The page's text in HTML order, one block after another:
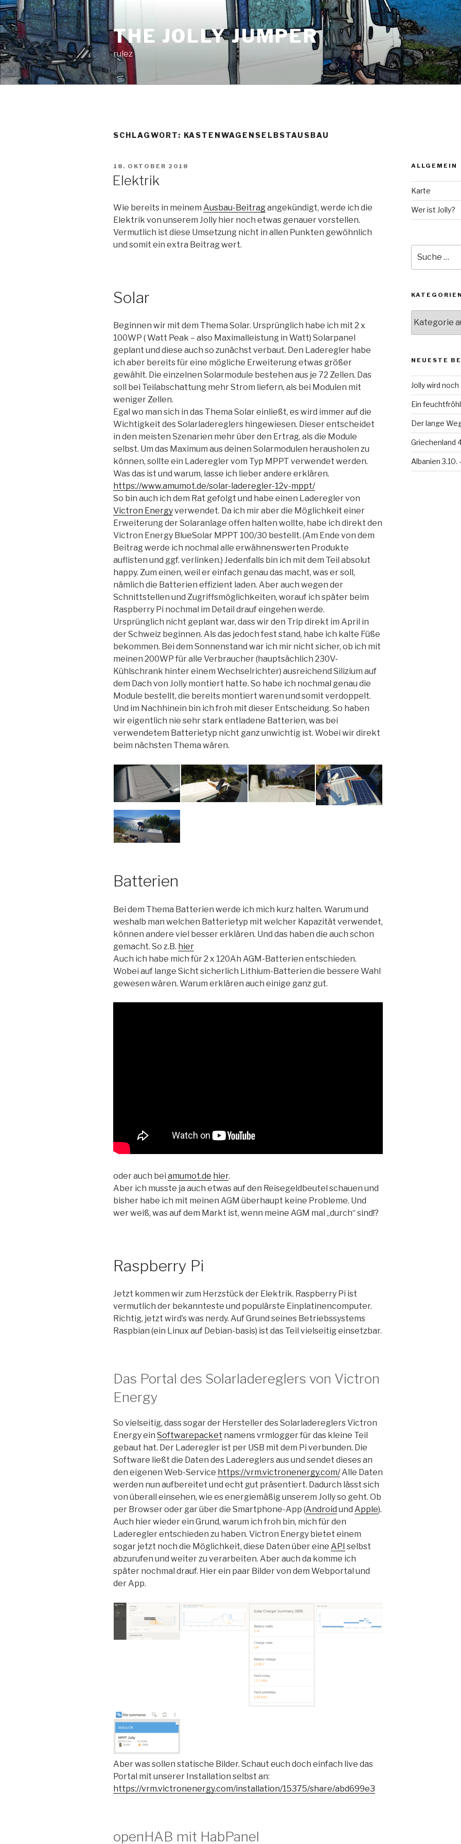
Zum
Inhalt
springen
THE JOLLY JUMPER
rulez
SCHLAGWORT: KASTENWAGENSELBSTAUSBAU
VERÖFFENTLICHT
18. OKTOBER 2018
Elektrik
Wie bereits in meinem Ausbau-Beitragangekündigt, werde ich die
Elektrik von unserem Jolly hier noch etwas genauer vorstellen.
Vermutlich ist diese Umsetzung nicht in allen Punkten gewöhnlich
und somit ein extra Beitrag wert.
Solar
Beginnen wir mit dem Thema Solar. Ursprünglich habe ich mit 2 x
100WP ( Watt Peak – also Maximalleistung in Watt) Solarpanel
geplant und diese auch so zunächst verbaut. Den Laderegler habe
ich aber bereits für eine mögliche Erweiterung etwas größer
gewählt. Die einzelnen Solarmodule bestehen aus je 72 Zellen. Das
soll bei Teilabschattung mehr Strom liefern, als bei Modulen mit
weniger Zellen.
Egal wo man sich in das Thema Solar einließt, es wird immer auf die
Wichtigkeit des Solarladereglers hingewiesen. Dieser entscheidet
in den meisten Szenarien mehr über den Ertrag, als die Module
selbst. Um das Maximum aus deinen Solarmodulen herausholen zu
können, sollte ein Laderegler vom Typ MPPT verwendet werden.
Was das ist und warum, lasse ich lieber andere erklären.
https://www.amumot.de/solar-laderegler-12v-mppt/
So bin auch ich dem Rat gefolgt und habe einen Laderegler von
Victron Energyverwendet. Da ich mir aber die Möglichkeit einer
Erweiterung der Solaranlage offen halten wollte, habe ich direkt den
Victron Energy BlueSolar MPPT 100/30 bestellt. (Am Ende von dem
Beitrag werde ich nochmal alle erwähnenswerten Produkte
auflisten und ggf. verlinken.) Jedenfalls bin ich mit dem Teil absolut
happy. Zum einen, weil er einfach genau das macht, was er soll,
nämlich die Batterien effizient laden. Aber auch wegen der
Schnittstellen und Zugriffsmöglichkeiten, worauf ich später beim
Raspberry Pi nochmal im Detail drauf eingehen werde.
Ursprünglich nicht geplant war, dass wir den Trip direkt im April in
der Schweiz beginnen. Als das jedoch fest stand, habe ich kalte Füße
bekommen. Bei dem Sonnenstand war ich mir nicht sicher, ob ich mit
meinen 200WP für alle Verbraucher (hauptsächlich 230V-
Kühlschrank hinter einem Wechselrichter) ausreichend Silizium auf
dem Dach von Jolly montiert hatte. So habe ich nochmal genau die
Module bestellt, die bereits montiert waren und somit verdoppelt.
Und im Nachhinein bin ich froh mit dieser Entscheidung. So haben
wir eigentlich nie sehr stark entladene Batterien, was bei
verwendetem Batterietyp nicht ganz unwichtig ist. Wobei wir direkt
beim nächsten Thema wären.
Batterien
Bei dem Thema Batterien werde ich mich kurz halten. Warum und
weshalb man welchen Batterietyp mit welcher Kapazität verwendet,
können andere viel besser erklären. Und das haben die auch schon
gemacht. So z.B. hier
Auch ich habe mich für 2 x 120Ah AGM-Batterien entschieden.
Wobei auf lange Sicht sicherlich Lithium-Batterien die bessere Wahl
gewesen wären. Warum erklären auch einige ganz gut.
oder auch bei amumot.de hier.
Aber ich musste ja auch etwas auf den Reisegeldbeutel schauen und
bisher habe ich mit meinen AGM überhaupt keine Probleme. Und
wer weiß, was auf dem Markt ist, wenn meine AGM mal „durch“ sind!?
Raspberry Pi
Jetzt kommen wir zum Herzstück der Elektrik. Raspberry Pi ist
vermutlich der bekannteste und populärste Einplatinencomputer.
Richtig, jetzt wird’s was nerdy. Auf Grund seines Betriebssystems
Raspbian (ein Linux auf Debian-basis) ist das Teil vielseitig einsetzbar.
Das Portal des Solarladereglers von Victron
Energy
So vielseitig, dass sogar der Hersteller des Solarladereglers Victron
Energy ein Softwarepacket namens vrmlogger für das kleine Teil
gebaut hat. Der Laderegler ist per USB mit dem Pi verbunden. Die
Software ließt die Daten des Ladereglers aus und sendet dieses an
den eigenen Web-Service https://vrm.victronenergy.com/Alle Daten
werden nun aufbereitet und echt gut präsentiert. Dadurch lässt sich
von überall einsehen, wie es energiemäßig unserem Jolly so geht. Ob
per Browser oder gar über die Smartphone-App (Android und Apple).
Auch hier wieder ein Grund, warum ich froh bin, mich für den
Laderegler entschieden zu haben. Victron Energy bietet einem
sogar jetzt noch die Möglichkeit, diese Daten über eine API selbst
abzurufen und weiter zu verarbeiten. Aber auch da komme ich
später nochmal drauf. Hier ein paar Bilder von dem Webportal und
der App.
Aber was sollen statische Bilder. Schaut euch doch einfach live das
Portal mit unserer Installation selbst an:
https://vrm.victronenergy.com/installation/15375/share/abd699e3
openHAB mit HabPanel
ALLGEMEIN
Karte
Wer ist Jolly?
nach:
KATEGORIEN
NEUESTE
Jolly wird
Ein
Der lange
Griechenland
Albanien 3.10.